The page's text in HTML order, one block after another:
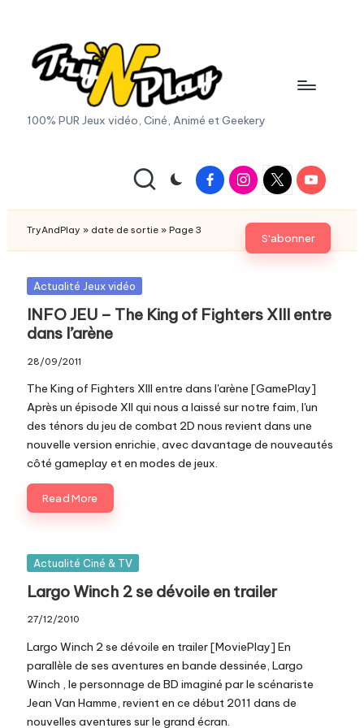
content
T
A
n
P
la
y.
c
o
m
100% PUR Jeux vidéo, Ciné, Animé et Geekery
FacebookInstagram
X
|
Twitter
Youtube
S'abonner
TryAndPlay » date de sortie» Page 3
Posted
Actualité Jeux vidéo
INFO JEU – The King of Fighters XIII entre
dans l’arène
28/09/2011
The King of Fighters XIII entre dans l'arène [GamePlay]
Après un épisode XII qui nous a laissé sur notre faim, l'un
des ténors du jeu de combat 2D nous revient dans une
nouvelle version enrichie, avec davantage de nouveautés
côté gameplay et en modes de jeux.
Read More
Posted
Actualité Ciné & TV
Largo Winch 2 se dévoile en trailer
27/12/2010
Largo Winch 2 se dévoile en trailer [MoviePlay] En
parallèle de ses aventures en bande dessinée, Largo
Winch , le personnage de BD imaginé par le scénariste
Jean Van Hamme, revient en ce début 2011 dans de
nouvelles aventures sur le grand écran.